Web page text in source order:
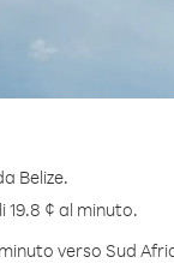
Belize.
19.8 ¢ al minuto.
verso Sud